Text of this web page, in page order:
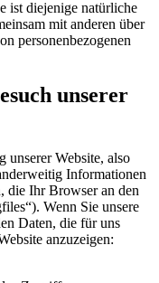
ist diejenige natürliche
mit anderen über
personenbezogenen
unserer
unserer Website, also
Informationen
die Ihr Browser an den
Wenn Sie unsere
Daten, die für uns
anzuzeigen: